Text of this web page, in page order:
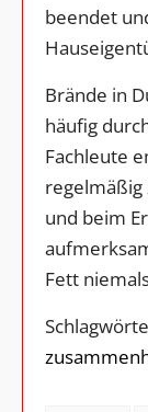
beendet
Brände in
häufig
Fachleute
regelmäßig
und beim
Fett